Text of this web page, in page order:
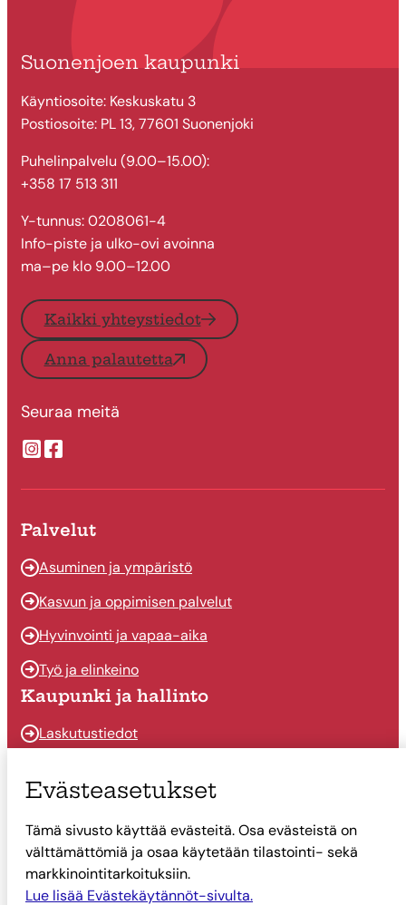
Suonenjoen kaupunki
Käyntiosoite: Keskuskatu 3
Postiosoite: PL 13, 77601 Suonenjoki
Puhelinpalvelu (9.00–15.00):
+358 17 513 311
Y-tunnus: 0208061-4
Info-piste ja ulko-ovi avoinna
ma–pe klo 9.00–12.00
Kaikki yhteystiedot
Anna palautetta
Seuraa meitä
Suonenjoen kaupungin Instragram
Suonenjoen kaupungin Facebook
Palvelut
Asuminen ja ympäristö
Kasvun ja oppimisen palvelut
Hyvinvointi ja vapaa-aika
Työ ja elinkeino
Kaupunki ja hallinto
Laskutustiedot
Päätöksenteko
Talous
Yhteystiedot
Tietoa Suonenjoesta
Evästeasetukset
Tämä sivusto käyttää evästeitä. Osa evästeistä on
välttämättömiä ja osaa käytetään tilastointi- sekä
markkinointitarkoituksiin.
Lue lisää Evästekäytännöt-sivulta.